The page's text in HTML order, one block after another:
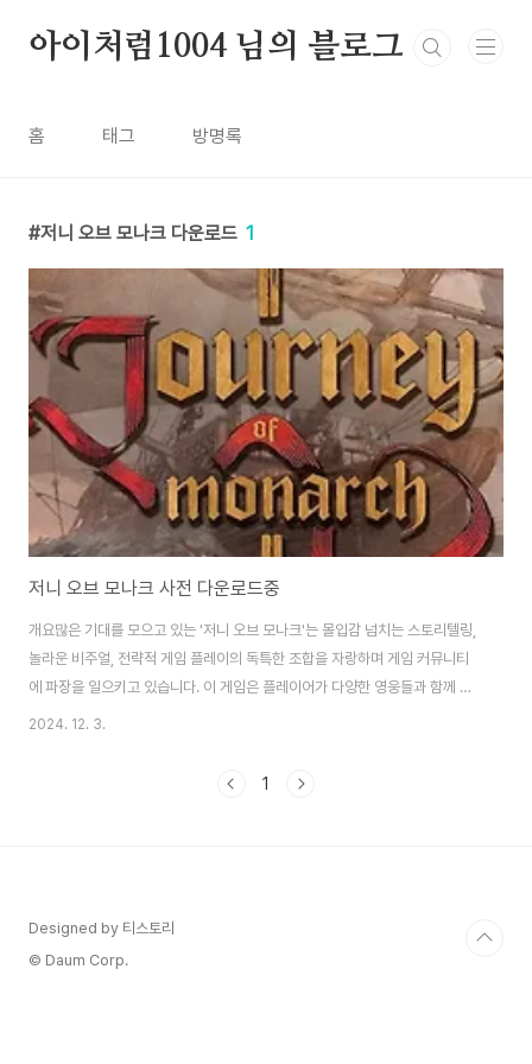
아이처럼1004 님의 블로그
홈 태그 방명록
저니 오브 모나크 다운로드 1
저니 오브 모나크 사전 다운로드중
개요많은 기대를 모으고 있는 '저니 오브 모나크'는 몰입감 넘치는 스토리텔링,
놀라운 비주얼, 전략적 게임 플레이의 독특한 조합을 자랑하며 게임 커뮤니티
에 파장을 일으키고 있습니다. 이 게임은 플레이어가 다양한 영웅들과 함께 모
험을 떠나는 여정이며, 화려한 그래픽과 깊이 있는 스토리라인으로 많은 기대
을 시작한 후 두어 달만에 800만 명이라 경이적인 기록을 세웠습니다. 오는 자
2024. 12. 3.
1
Designed by 티스토리
© Daum Corp.